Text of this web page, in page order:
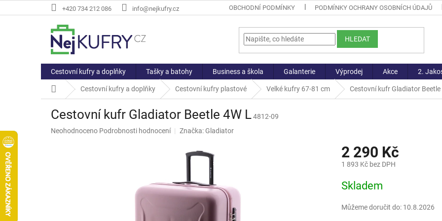
na
+420 734 212 086 info@nejkufry.cz OBCHODNÍ PODMÍNKY PODMÍNKY OCHRANY OSOBNÍCH ÚDAJŮ
HLEDAT
Cestovní kufry a doplňky Tašky a batohy Business a škola Galanterie Výprodej Akce 2.
Domů Cestovní kufry a doplňky Cestovní kufry plastové Velké kufry 67-81 cm Cestovní kufr Gladiator Beetle
Cestovní kufr Gladiator Beetle 4W L4812-09
Průměrné
Neohodnoceno Podrobnosti hodnocení Značka: Gladiator
2 290 Kč
1 893 Kč bez DPH
cena:
Skladem
Můžeme doručit do: 10.8.2026